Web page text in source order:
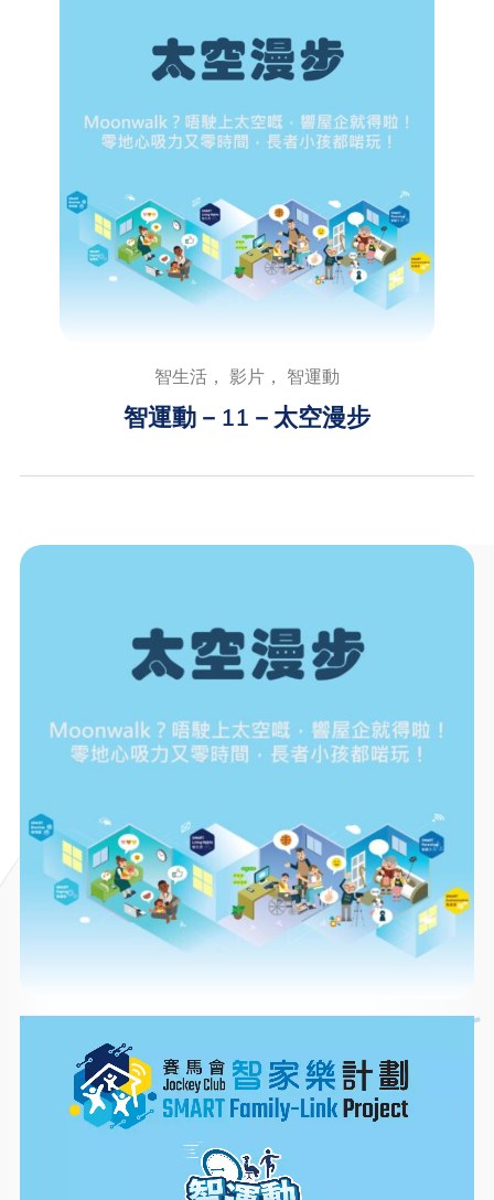
智生活， 影片， 智運動
智運動－11－太空漫步